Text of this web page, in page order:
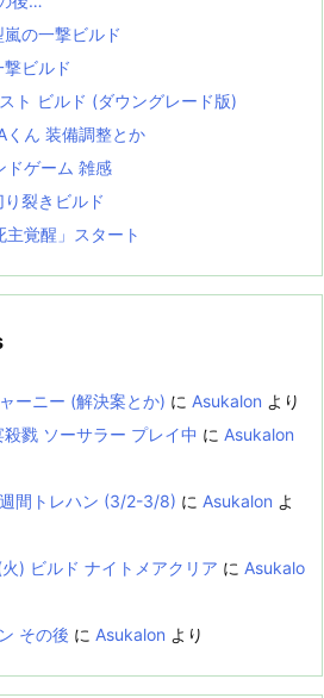
の一撃ビルド
ビルド
ト ビルド (ダウングレード版)
くん 装備調整とか
ドゲーム 雑感
裂きビルド
覚醒」スタート
ーニー (解決案とか) に Asukalon より
戮 ソーサラー プレイ中 に Asukalon
間トレハン (3/2-3/8) に Asukalon よ
) ビルド ナイトメアクリア に Asukalo
その後 に Asukalon より